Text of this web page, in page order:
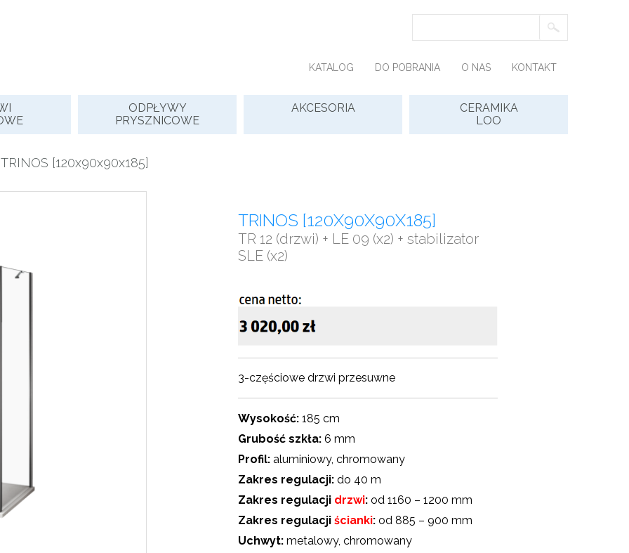
KATALOG DO POBRANIA O NAS KONTAKT
ODPŁYWY
PRYSZNICOWE
AKCESORIA
CERAMIKA
LOO
[120x90x90x185]
TRINOS [120X90X90X185]
TR 12 (drzwi) + LE 09 (x2) + stabilizator
SLE (x2)
3-częściowe drzwi przesuwne
Wysokość: 185 cm
Grubość szkła: 6 mm
Profil: aluminiowy, chromowany
Zakres regulacji: do 40 m
Zakres regulacji drzwi: od 1160 – 1200 mm
Zakres regulacji ścianki: od 885 – 900 mm
Uchwyt: metalowy, chromowany